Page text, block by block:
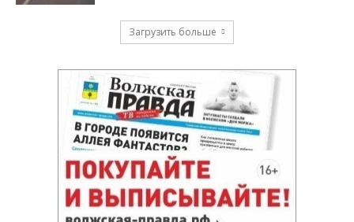
Загрузить больше